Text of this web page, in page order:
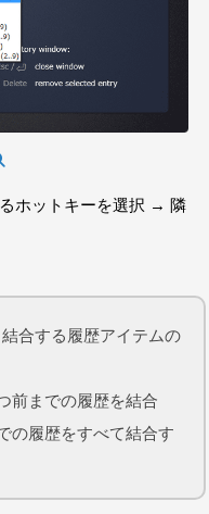
ホットキーを選択 → 隣
合する履歴アイテムの
前までの履歴を結合
の履歴をすべて結合す